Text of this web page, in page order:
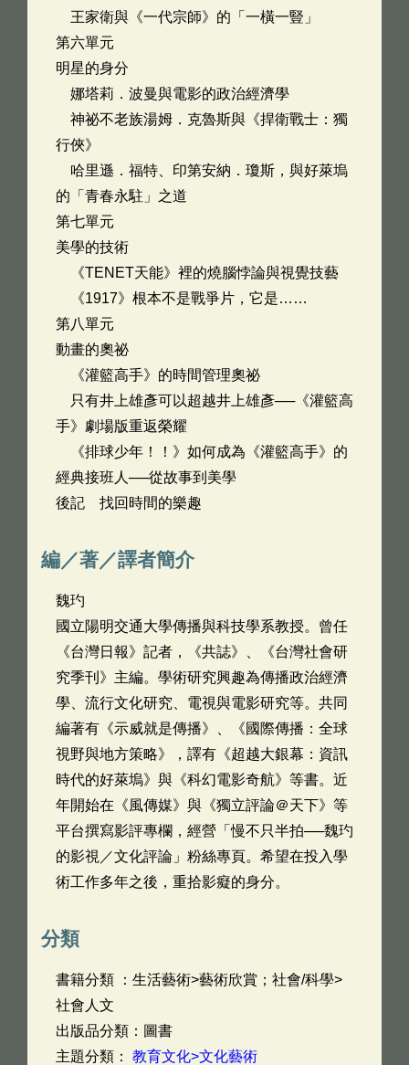
王家衛與《一代宗師》的「一橫一豎」
第六單元
明星的身分
娜塔莉．波曼與電影的政治經濟學
神祕不老族湯姆．克魯斯與《捍衛戰士：獨
行俠》
哈里遜．福特、印第安納．瓊斯，與好萊塢
的「青春永駐」之道
第七單元
美學的技術
《TENET天能》裡的燒腦悖論與視覺技藝
《1917》根本不是戰爭片，它是……
第八單元
動畫的奧祕
《灌籃高手》的時間管理奧祕
只有井上雄彥可以超越井上雄彥──《灌籃高
手》劇場版重返榮耀
《排球少年！！》如何成為《灌籃高手》的
經典接班人──從故事到美學
後記 找回時間的樂趣
編／著／譯者簡介
魏玓
國立陽明交通大學傳播與科技學系教授。曾任
《台灣日報》記者，《共誌》、《台灣社會研
究季刊》主編。學術研究興趣為傳播政治經濟
學、流行文化研究、電視與電影研究等。共同
編著有《示威就是傳播》、《國際傳播：全球
視野與地方策略》，譯有《超越大銀幕：資訊
時代的好萊塢》與《科幻電影奇航》等書。近
年開始在《風傳媒》與《獨立評論＠天下》等
平台撰寫影評專欄，經營「慢不只半拍──魏玓
的影視／文化評論」粉絲專頁。希望在投入學
術工作多年之後，重拾影癡的身分。
分類
書籍分類 ：生活藝術>藝術欣賞；社會/科學>
社會人文
出版品分類：圖書
主題分類： 教育文化>文化藝術